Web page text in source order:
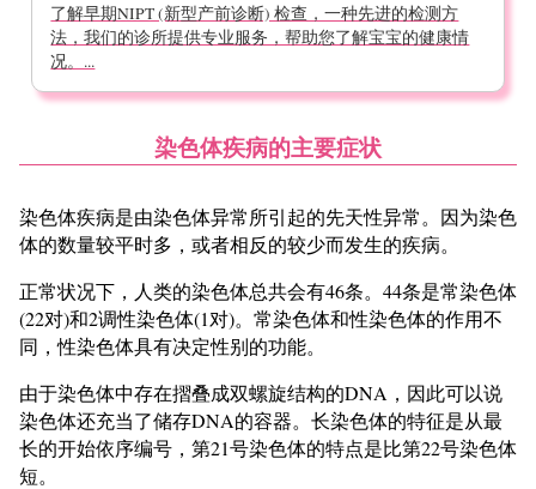
了解早期NIPT (新型产前诊断) 检查，一种先进的检测方
法，我们的诊所提供专业服务，帮助您了解宝宝的健康情
况。...
染色体疾病的主要症状
染色体疾病是由染色体异常所引起的先天性异常。因为染色
体的数量较平时多，或者相反的较少而发生的疾病。
正常状况下，人类的染色体总共会有46条。44条是常染色体
(22对)和2调性染色体(1对)。常染色体和性染色体的作用不
同，性染色体具有决定性别的功能。
由于染色体中存在摺叠成双螺旋结构的DNA，因此可以说
染色体还充当了储存DNA的容器。长染色体的特征是从最
长的开始依序编号，第21号染色体的特点是比第22号染色体
短。